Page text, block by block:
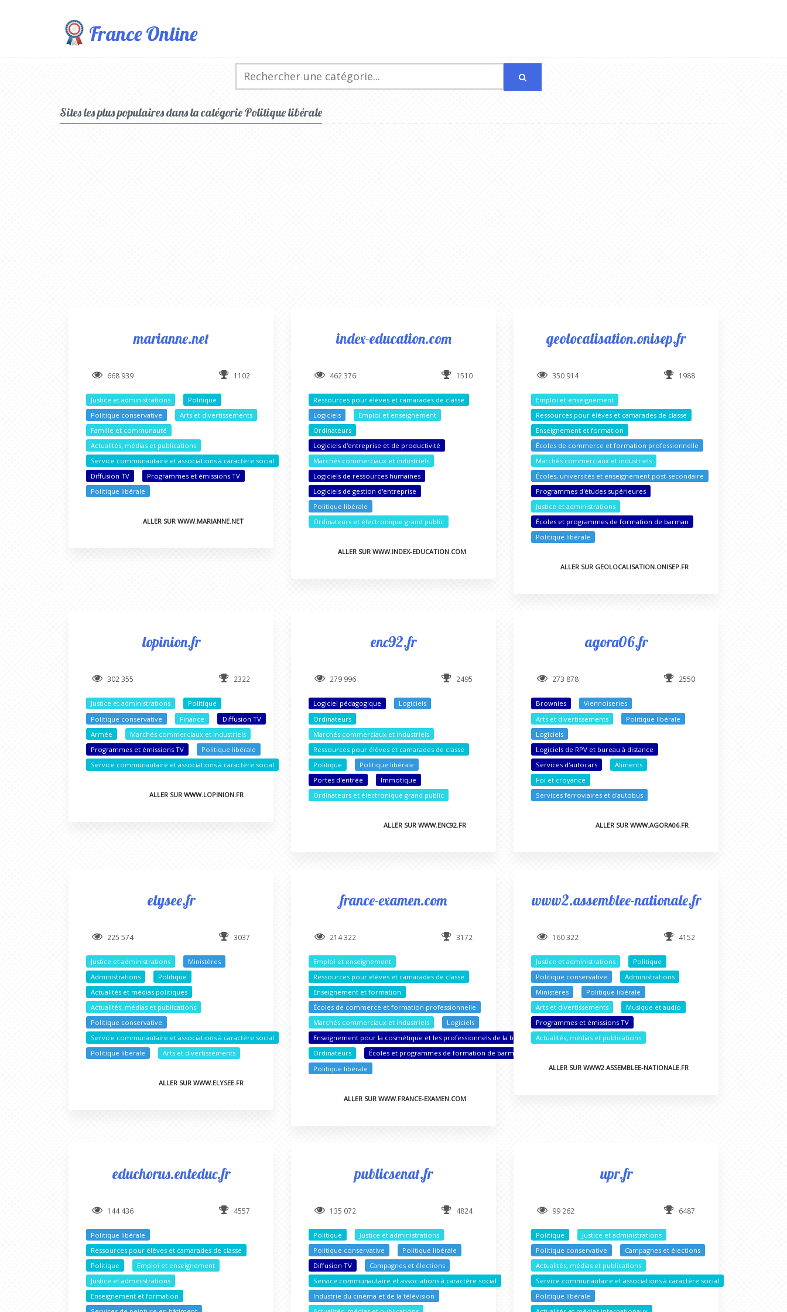
France Online
Sites les plus populaires dans la catégorie Politique libérale
marianne.net
668 939 1102
Justice et administrations
Politique
Politique conservative
Arts et divertissements
Famille et communauté
Actualités, médias et publications
Service communautaire et associations à caractère social
Diffusion TV
Programmes et émissions TV
Politique libérale
ALLER SUR WWW.MARIANNE.NET
index-education.com
462 376 1510
Ressources pour élèves et camarades de classe
Logiciels
Emploi et enseignement
Ordinateurs
Logiciels d'entreprise et de productivité
Marchés commerciaux et industriels
Logiciels de ressources humaines
Logiciels de gestion d'entreprise
Politique libérale
Ordinateurs et électronique grand public
ALLER SUR WWW.INDEX-EDUCATION.COM
geolocalisation.onisep.fr
350 914 1988
Emploi et enseignement
Ressources pour élèves et camarades de classe
Enseignement et formation
Écoles de commerce et formation professionnelle
Marchés commerciaux et industriels
Écoles, universités et enseignement post-secondaire
Programmes d'études supérieures
Justice et administrations
Écoles et programmes de formation de barman
Politique libérale
ALLER SUR GEOLOCALISATION.ONISEP.FR
lopinion.fr
302 355 2322
Justice et administrations
Politique
Politique conservative
Finance
Diffusion TV
Armée
Marchés commerciaux et industriels
Programmes et émissions TV
Politique libérale
Service communautaire et associations à caractère social
ALLER SUR WWW.LOPINION.FR
enc92.fr
279 996 2495
Logiciel pédagogique
Logiciels
Ordinateurs
Marchés commerciaux et industriels
Ressources pour élèves et camarades de classe
Politique
Politique libérale
Portes d'entrée
Immotique
Ordinateurs et électronique grand public
ALLER SUR WWW.ENC92.FR
agora06.fr
273 878 2550
Brownies
Viennoiseries
Arts et divertissements
Politique libérale
Logiciels
Logiciels de RPV et bureau à distance
Services d'autocars
Aliments
Foi et croyance
Services ferroviaires et d'autobus
ALLER SUR WWW.AGORA06.FR
elysee.fr
225 574 3037
Justice et administrations
Ministères
Administrations
Politique
Actualités et médias politiques
Actualités, médias et publications
Politique conservative
Service communautaire et associations à caractère social
Politique libérale
Arts et divertissements
ALLER SUR WWW.ELYSEE.FR
france-examen.com
214 322 3172
Emploi et enseignement
Ressources pour élèves et camarades de classe
Enseignement et formation
Écoles de commerce et formation professionnelle
Marchés commerciaux et industriels
Logiciels
Enseignement pour la cosmétique et les professionnels de la beauté
Ordinateurs
Écoles et programmes de formation de barman
Politique libérale
ALLER SUR WWW.FRANCE-EXAMEN.COM
www2.assemblee-nationale.fr
160 322 4152
Justice et administrations
Politique
Politique conservative
Administrations
Ministères
Politique libérale
Arts et divertissements
Musique et audio
Programmes et émissions TV
Actualités, médias et publications
ALLER SUR WWW2.ASSEMBLEE-NATIONALE.FR
educhorus.enteduc.fr
144 436 4557
Politique libérale
Ressources pour élèves et camarades de classe
Politique
Emploi et enseignement
Justice et administrations
Enseignement et formation
publicsenat.fr
135 072 4824
Politique
Justice et administrations
Politique conservative
Politique libérale
Diffusion TV
Campagnes et élections
Service communautaire et associations à caractère social
Industrie du cinéma et de la télévision
upr.fr
99 262 6487
Politique
Justice et administrations
Politique conservative
Campagnes et élections
Actualités, médias et publications
Service communautaire et associations à caractère social
Politique libérale